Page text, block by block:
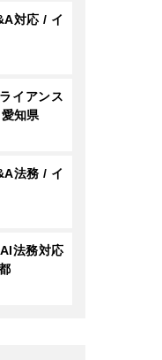
対応 / イ
イアンス
知県
法務 / イ
法務対応